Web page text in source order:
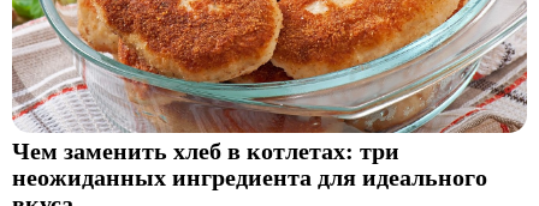
Чем заменить хлеб в котлетах: три
неожиданных ингредиента для идеального